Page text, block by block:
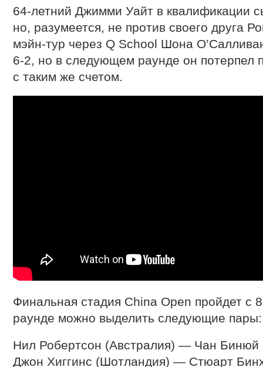
64-летний Джимми Уайт в квалификации
но, разумеется, не против своего друга
мэйн-тур через Q School Шона
6-2, но в следующем раунде он потерпел
с таким же счетом.
Финальная стадия China Open пройдет с
раунде можно выделить следующие пары:
Нил Робертсон (Австралия) — Чан Бинюй
Джон Хиггинс (Шотландия) — Стюарт